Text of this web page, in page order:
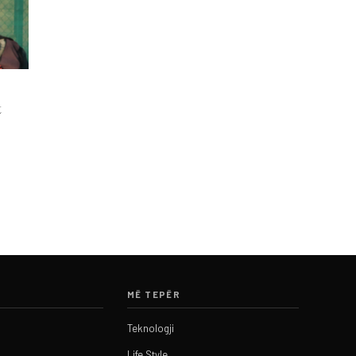
MË TEPËR
Teknologji